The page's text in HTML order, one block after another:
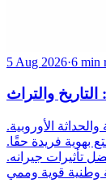
5 Aug 2026·6 min
والتراث
الأوروبية.
بهوية فريدة حقًا.
تأثيرات جيرانه.